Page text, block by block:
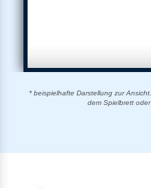
* beispielhafte Darstellung zur
dem Spielbrett